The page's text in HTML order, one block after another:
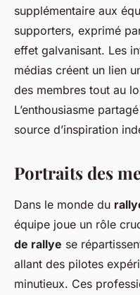
supplémentaire aux
supporters, exprimé
effet galvanisant. Les
médias créent un lien
des membres tout au
L’enthousiasme
source d’inspiration
Portraits des
Dans le monde du
équipe joue un rôle
de rallye se
allant des pilotes
minutieux. Ces